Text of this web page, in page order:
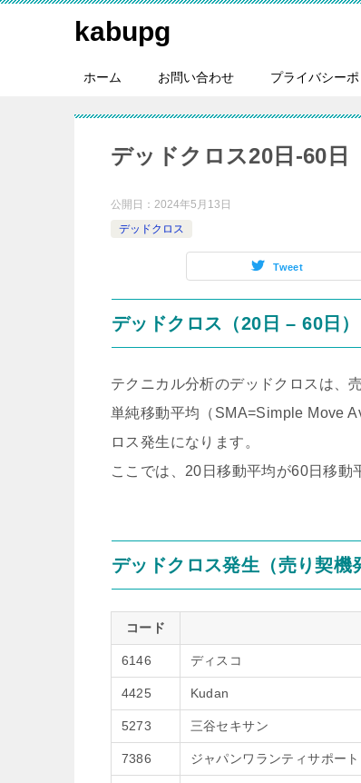
kabupg
ホーム お問い合わせ プライバシー
デッドクロス20日-60日
公開日： 2024年5月13日
デッドクロス
Tweet
デッドクロス（20日 – 60日）
テクニカル分析のデッドクロスは、
単純移動平均（SMA=Simple Move
ロス発生になります。
ここでは、20日移動平均が60日移動
デッドクロス発生（売り契機
コード
6146 ディスコ
4425 Kudan
5273 三谷セキサン
7386 ジャパンワランティサポート